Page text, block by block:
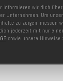
informieren wir dich
Unternehmen. Um
zu zeigen, messen
jederzeit mit nur
sowie unsere Hinweise